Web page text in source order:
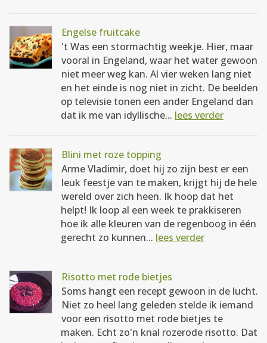
Engelse fruitcake
't Was een stormachtig weekje. Hier, maar
vooral in Engeland, waar het water gewoon
niet meer weg kan. Al vier weken lang niet
en het einde is nog niet in zicht. De beelden
op televisie tonen een ander Engeland dan
dat ik me van idyllische... lees verder
Blini met roze topping
Arme Vladimir, doet hij zo zijn best er een
leuk feestje van te maken, krijgt hij de hele
wereld over zich heen. Ik hoop dat het
helpt! Ik loop al een week te prakkiseren
hoe ik alle kleuren van de regenboog in één
gerecht zo kunnen... lees verder
Risotto met rode bietjes
Soms hangt een recept gewoon in de lucht.
Niet zo heel lang geleden stelde ik iemand
voor een risotto met rode bietjes te
maken. Echt zo'n knal rozerode risotto. Dat